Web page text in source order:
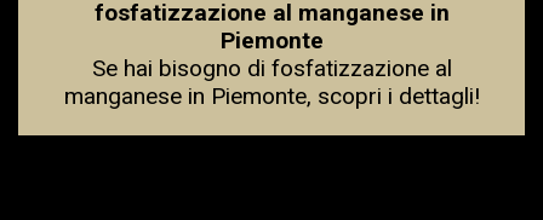
fosfatizzazione al manganese in
Piemonte
Se hai bisogno di fosfatizzazione al
manganese in Piemonte, scopri i dettagli!